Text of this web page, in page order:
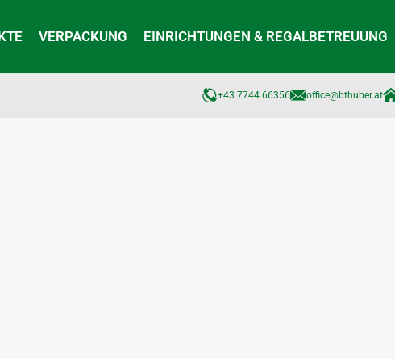
VERPACKUNG EINRICHTUNGEN & REGALBETREUUNG
+43 7744 66356 office@bthuber.at​